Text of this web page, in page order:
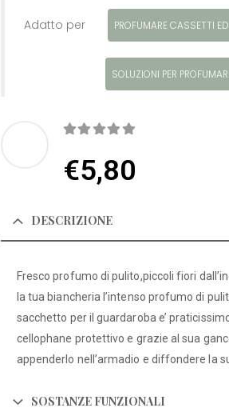
Adatto per PROFUMARE CASSETTI
SOLUZIONI PER
€5,80
DESCRIZIONE
Fresco profumo di pulito,piccoli fiori
la tua biancheria l’intenso profumo di
sacchetto per il guardaroba e’
cellophane protettivo e grazie al sua
appenderlo nell’armadio e diffondere la
SOSTANZE FUNZIONALI